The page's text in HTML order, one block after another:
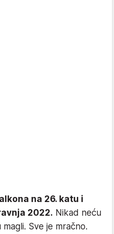
na 26. katu i
2022. Nikad neću
Sve je mračno.